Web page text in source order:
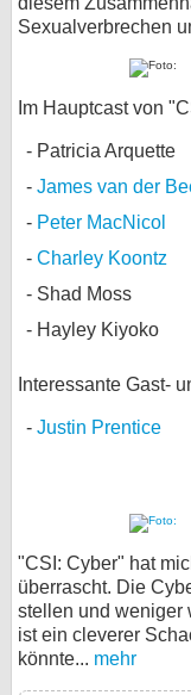
Sexualverbrechen
Im Hauptcast von
Patricia Arquette
James van der
Peter MacNicol
Charley Koontz
Shad Moss
Hayley Kiyoko
Interessante Gast-
Justin Prentice
"CSI: Cyber" hat
überrascht. Die
stellen und weniger
ist ein cleverer
könnte... mehr